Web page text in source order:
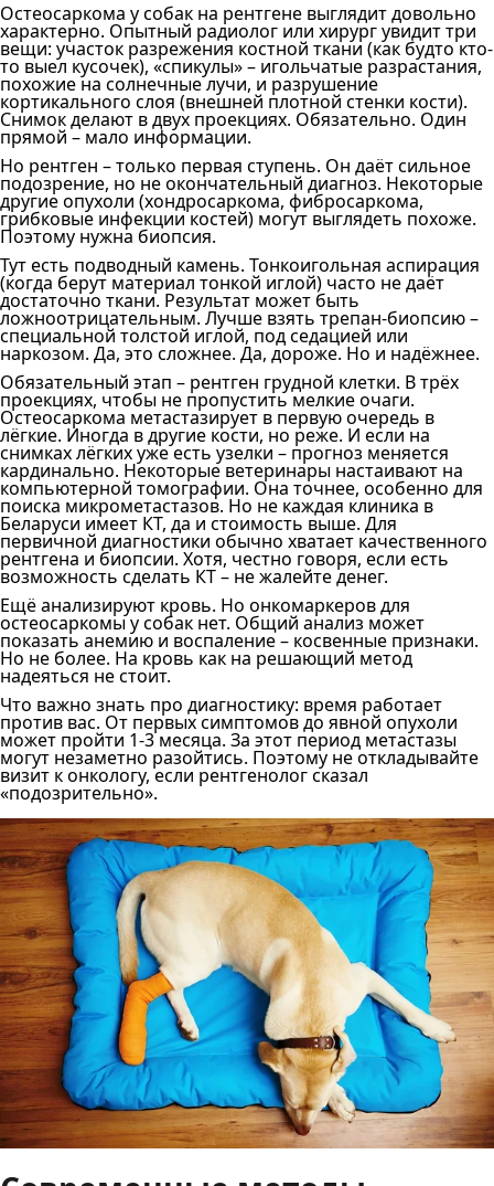
Остеосаркома у собак на рентгене выглядит довольно
характерно. Опытный радиолог или хирург увидит три
вещи: участок разрежения костной ткани (как будто кто-
то выел кусочек), «спикулы» – игольчатые разрастания,
похожие на солнечные лучи, и разрушение
кортикального слоя (внешней плотной стенки кости).
Снимок делают в двух проекциях. Обязательно. Один
прямой – мало информации.
Но рентген – только первая ступень. Он даёт сильное
подозрение, но не окончательный диагноз. Некоторые
другие опухоли (хондросаркома, фибросаркома,
грибковые инфекции костей) могут выглядеть похоже.
Поэтому нужна биопсия.
Тут есть подводный камень. Тонкоигольная аспирация
(когда берут материал тонкой иглой) часто не даёт
достаточно ткани. Результат может быть
ложноотрицательным. Лучше взять трепан-биопсию –
специальной толстой иглой, под седацией или
наркозом. Да, это сложнее. Да, дороже. Но и надёжнее.
Обязательный этап – рентген грудной клетки. В трёх
проекциях, чтобы не пропустить мелкие очаги.
Остеосаркома метастазирует в первую очередь в
лёгкие. Иногда в другие кости, но реже. И если на
снимках лёгких уже есть узелки – прогноз меняется
кардинально. Некоторые ветеринары настаивают на
компьютерной томографии. Она точнее, особенно для
поиска микрометастазов. Но не каждая клиника в
Беларуси имеет КТ, да и стоимость выше. Для
первичной диагностики обычно хватает качественного
рентгена и биопсии. Хотя, честно говоря, если есть
возможность сделать КТ – не жалейте денег.
Ещё анализируют кровь. Но онкомаркеров для
остеосаркомы у собак нет. Общий анализ может
показать анемию и воспаление – косвенные признаки.
Но не более. На кровь как на решающий метод
надеяться не стоит.
Что важно знать про диагностику: время работает
против вас. От первых симптомов до явной опухоли
может пройти 1-3 месяца. За этот период метастазы
могут незаметно разойтись. Поэтому не откладывайте
визит к онкологу, если рентгенолог сказал
«подозрительно».